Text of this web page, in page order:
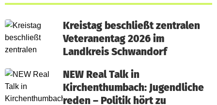
Kreistag beschließt zentralen
Veteranentag 2026 im
Landkreis Schwandorf
NEW Real Talk in
Kirchenthumbach: Jugendliche
reden – Politik hört zu